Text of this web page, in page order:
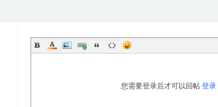
您需要登录后才可以回帖 登录|